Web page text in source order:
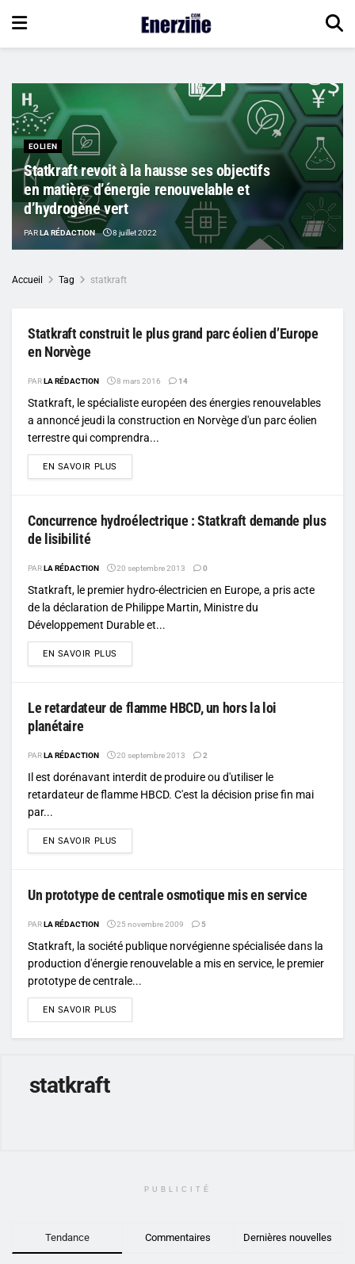
EOLIEN
Statkraft revoit à la hausse ses objectifs
en matière d’énergie renouvelable et
d’hydrogène vert
PARLA RÉDACTION 8 juillet 2022
Accueil Tag statkraft
Statkraft construit le plus grand parc éolien d’Europe
en Norvège
PARLA RÉDACTION 8 mars 2016 14
Statkraft, le spécialiste européen des énergies renouvelables
a annoncé jeudi la construction en Norvège d'un parc éolien
terrestre qui comprendra...
EN SAVOIR PLUS
Concurrence hydroélectrique : Statkraft demande plus
de lisibilité
PARLA RÉDACTION 20 septembre 2013 0
Statkraft, le premier hydro-électricien en Europe, a pris acte
de la déclaration de Philippe Martin, Ministre du
Développement Durable et...
EN SAVOIR PLUS
Le retardateur de flamme HBCD, un hors la loi
planétaire
PARLA RÉDACTION 20 septembre 2013 2
Il est dorénavant interdit de produire ou d'utiliser le
retardateur de flamme HBCD. C'est la décision prise fin mai
par...
EN SAVOIR PLUS
Un prototype de centrale osmotique mis en service
PARLA RÉDACTION 25 novembre 2009 5
Statkraft, la société publique norvégienne spécialisée dans la
production d'énergie renouvelable a mis en service, le premier
prototype de centrale...
EN SAVOIR PLUS
statkraft
PUBLICITÉ
Tendance Commentaires Dernières nouvelles